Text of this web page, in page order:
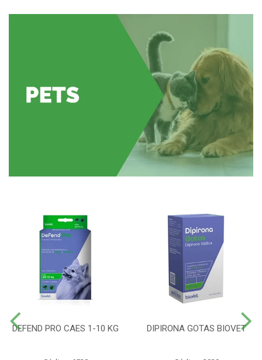
DEFEND PRO CAES 1-10 KG DIPIRONA GOTAS BIOVET